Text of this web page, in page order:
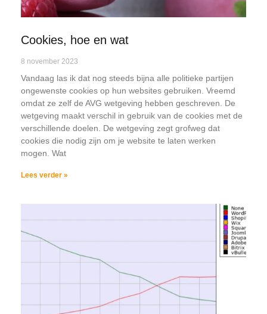
Cookies, hoe en wat
8 november 2023
Vandaag las ik dat nog steeds bijna alle politieke partijen
ongewenste cookies op hun websites gebruiken. Vreemd
omdat ze zelf de AVG wetgeving hebben geschreven. De
wetgeving maakt verschil in gebruik van de cookies met de
verschillende doelen. De wetgeving zegt grofweg dat
cookies die nodig zijn om je website te laten werken
mogen. Wat
Lees verder »